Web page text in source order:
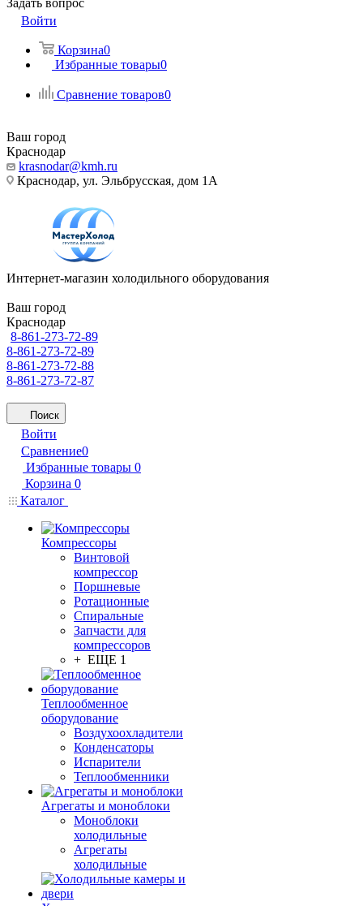
Задать вопрос
Войти
Корзина0
Избранные товары0
Сравнение товаров0
Ваш город
Краснодар
krasnodar@kmh.ru
Краснодар, ул. Эльбрусская, дом 1А
Интернет-магазин холодильного оборудования
Ваш город
Краснодар
8-861-273-72-89
8-861-273-72-89
8-861-273-72-88
8-861-273-72-87
Поиск
Войти
Сравнение0
Избранные товары 0
Корзина 0
Каталог
Компрессоры
Винтовой
компрессор
Поршневые
Ротационные
Спиральные
Запчасти для
компрессоров
+ ЕЩЕ 1
Теплообменное
оборудование
Воздухоохладители
Конденсаторы
Испарители
Теплообменники
Агрегаты и моноблоки
Моноблоки
холодильные
Агрегаты
холодильные